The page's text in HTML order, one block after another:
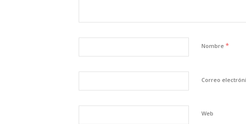
Nombre *
Correo
Web